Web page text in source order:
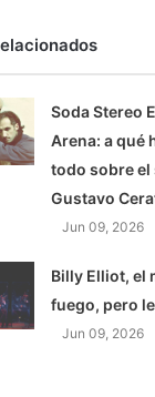
Soda Stereo
Arena: a qué
todo sobre el
Gustavo
Jun 09, 2026
Billy Elliot, el
fuego, pero
Jun 09, 2026